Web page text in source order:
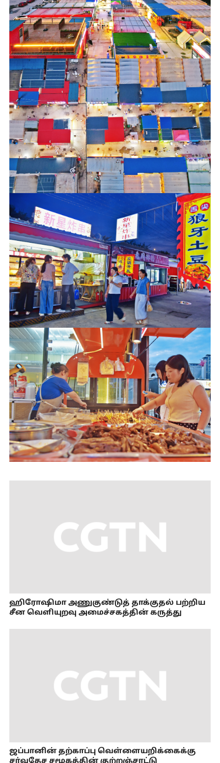
ஹிரோஷிமா அணுகுண்டுத் தாக்குதல் பற்றிய
சீன வெளியுறவு அமைச்சகத்தின் கருத்து
ஜப்பானின் தற்காப்பு வெள்ளையறிக்கைக்கு